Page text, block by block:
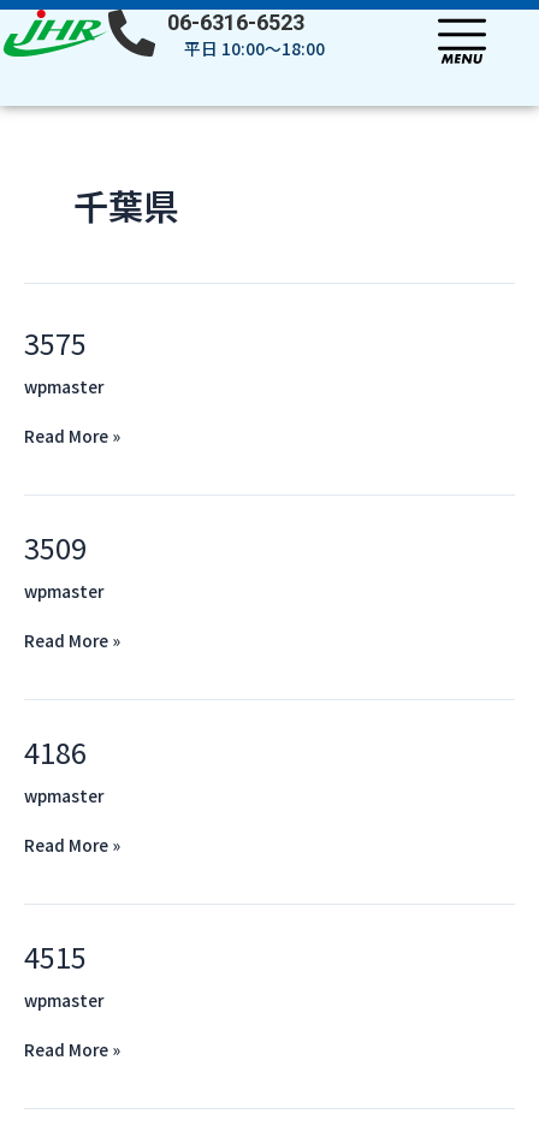
内
容
キ
06-6316-6523
平日 10:00～18:00
千葉県
3575
wpmaster
3575
Read More »
3509
wpmaster
3509
Read More »
4186
wpmaster
4186
Read More »
4515
wpmaster
4515
Read More »
投
稿
ー